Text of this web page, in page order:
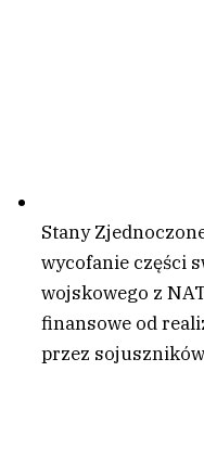
Stany
wycofanie części
wojskowego z
finansowe od
przez